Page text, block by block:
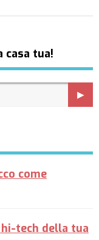
casa tua!
come
tech della tua